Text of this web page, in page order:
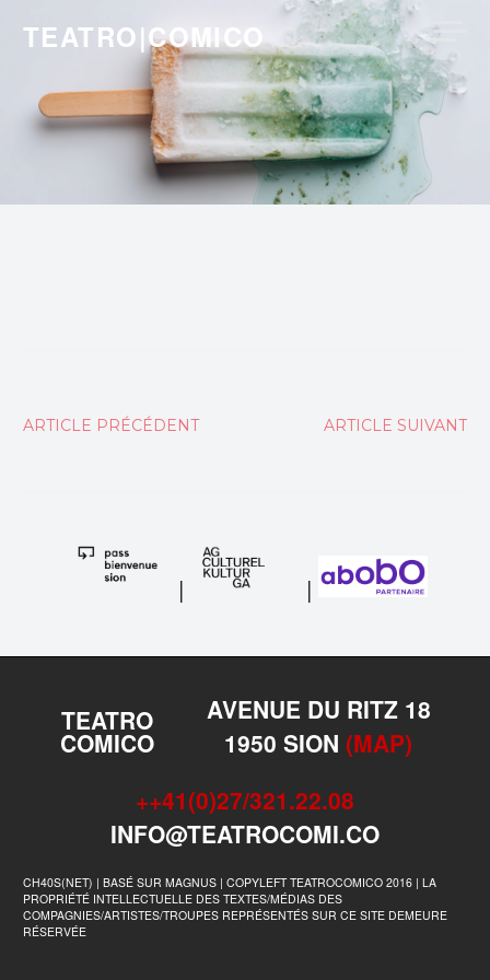
content
TEATRO|COMICO
Navigation
ARTICLE PRÉCÉDENT ARTICLE SUIVANT
| |
TEATRO
COMICO
AVENUE DU RITZ 18
1950 SION (MAP)
++41(0)27/321.22.08
INFO@TEATROCOMI.CO
CH40S(NET) | BASÉ SUR MAGNUS | COPYLEFT TEATROCOMICO 2016 | LA
PROPRIÉTÉ INTELLECTUELLE DES TEXTES/MÉDIAS DES
COMPAGNIES/ARTISTES/TROUPES REPRÉSENTÉS SUR CE SITE DEMEURE
RÉSERVÉE